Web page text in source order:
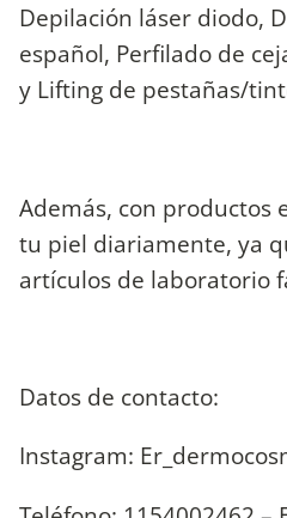
Depilación láser diodo,
español, Perfilado de
y Lifting de pestañas/
Además, con productos
tu piel diariamente, ya
artículos de laboratorio
Datos de contacto:
Instagram: